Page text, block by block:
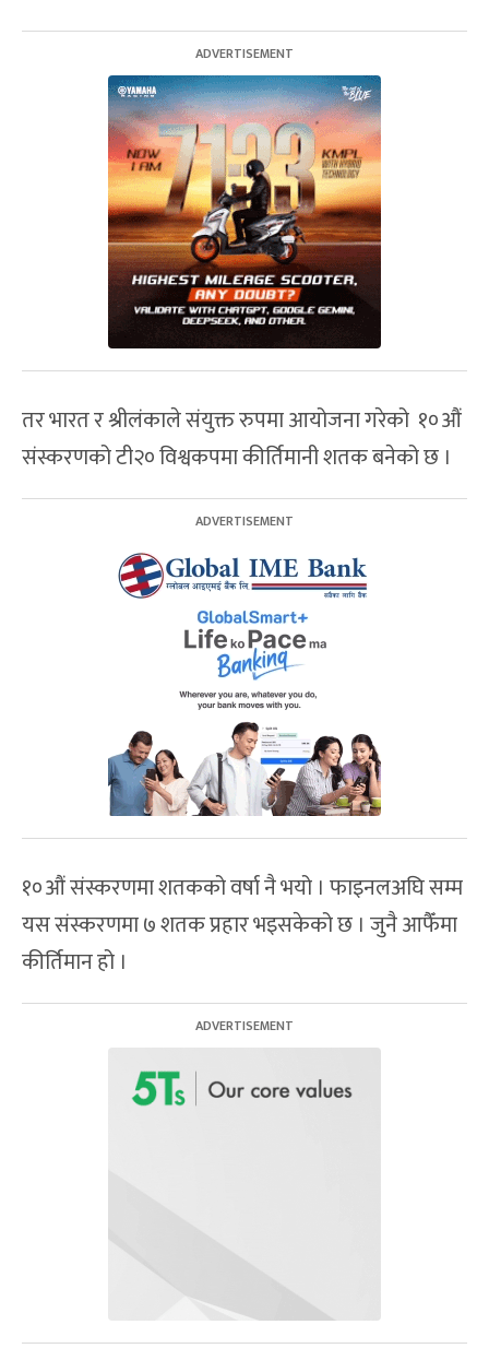
तर भारत र श्रीलंकाले संयुक्त रुपमा आयोजना गरेको १०औं
संस्करणको टी२० विश्वकपमा कीर्तिमानी शतक बनेको छ ।
१०औं संस्करणमा शतकको वर्षा नै भयो । फाइनलअघि सम्म
यस संस्करणमा ७ शतक प्रहार भइसकेको छ । जुनै आफैँमा
कीर्तिमान हो ।